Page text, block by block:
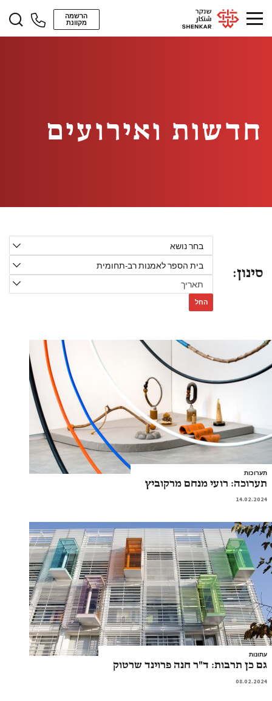
הרשמה
מקוונת
חדשות ואירועים
סינון:
החל
תערוכות
תערוכה: רועי מנחם מרקוביץ
14.02.2024
עתונות
גם כן תרבות: ד"ר חנה פרוינד שרטוק
08.02.2024